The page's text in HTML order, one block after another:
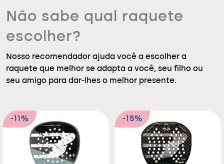
Não sabe qual raquete
escolher?
Nosso recomendador ajuda você a escolher a
raquete que melhor se adapta a você, seu filho ou
seu amigo para dar-lhes o melhor presente.
-11% -15%